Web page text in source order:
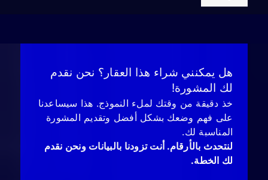
هل يمكنني شراء هذا العقار؟ نحن نقدم
لك المشورة!
خذ دقيقة من وقتك لملء النموذج. هذا سيساعدنا
على فهم وضعك بشكل أفضل وتقديم المشورة
المناسبة لك.
لنتحدث بالأرقام. أنت تزودنا بالبيانات ونحن نقدم
لك الخطة.